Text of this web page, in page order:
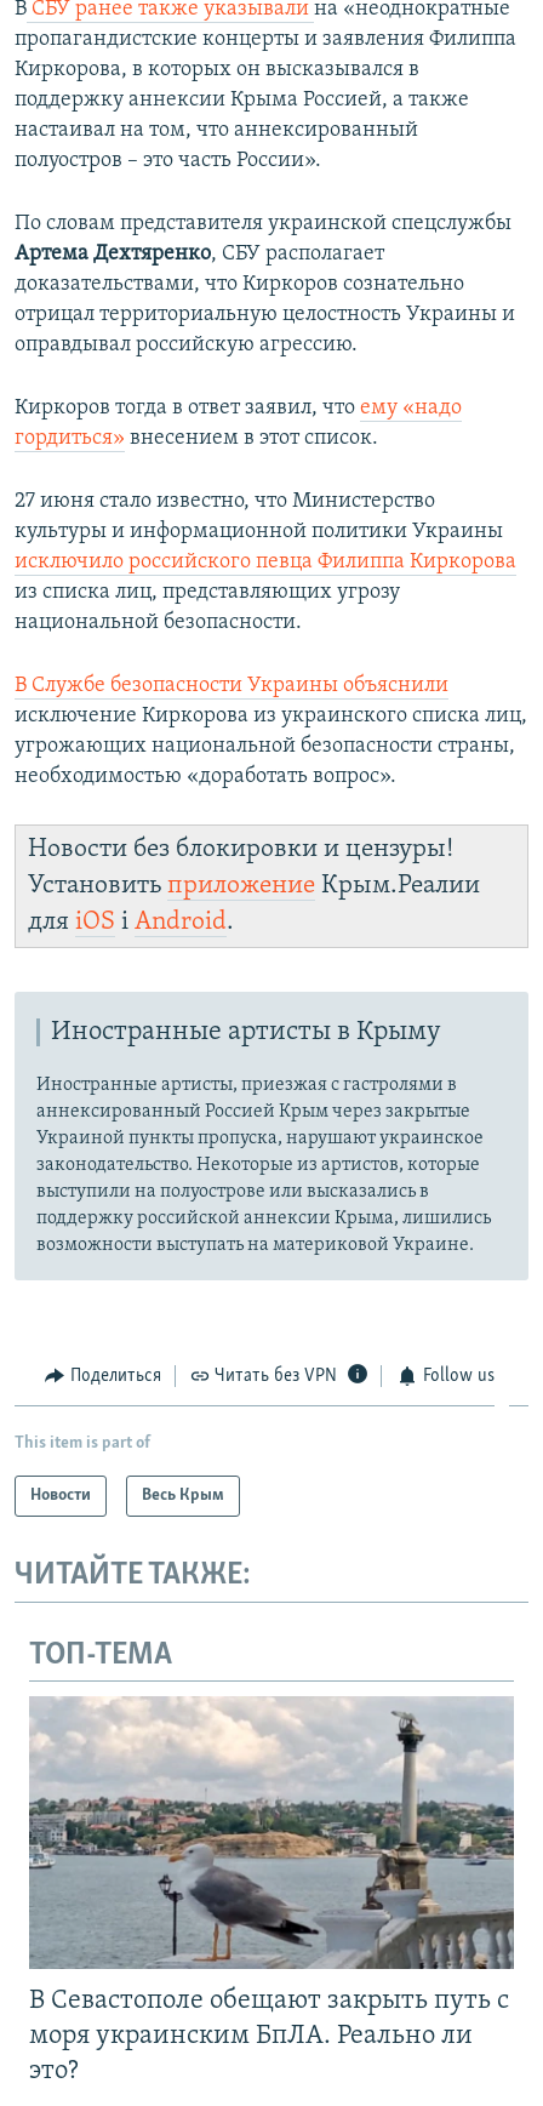
В СБУ ранее также указывали на «неоднократные
пропагандистские концерты и заявления Филиппа
Киркорова, в которых он высказывался в
поддержку аннексии Крыма Россией, а также
настаивал на том, что аннексированный
полуостров – это часть России».
По словам представителя украинской спецслужбы
Артема Дехтяренко, СБУ располагает
доказательствами, что Киркоров сознательно
отрицал территориальную целостность Украины и
оправдывал российскую агрессию.
Киркоров тогда в ответ заявил, что ему «надо
гордиться» внесением в этот список.
27 июня стало известно, что Министерство
культуры и информационной политики Украины
исключило российского певца Филиппа Киркорова
из списка лиц, представляющих угрозу
национальной безопасности.
В Службе безопасности Украины объяснили
исключение Киркорова из украинского списка лиц,
угрожающих национальной безопасности страны,
необходимостью «доработать вопрос».
Новости без блокировки и цензуры!
Установить приложение Крым.Реалии
для iOS і Android.
Иностранные артисты в Крыму
Иностранные артисты, приезжая с гастролями в
аннексированный Россией Крым через закрытые
Украиной пункты пропуска, нарушают украинское
законодательство. Некоторые из артистов, которые
выступили на полуострове или высказались в
поддержку российской аннексии Крыма, лишились
возможности выступать на материковой Украине.
Поделиться Читать без VPN Follow us
This item is part of
Новости Весь Крым
ЧИТАЙТЕ ТАКЖЕ:
ТОП-ТЕМА
В Севастополе обещают закрыть путь с
моря украинским БпЛА. Реально ли
это?